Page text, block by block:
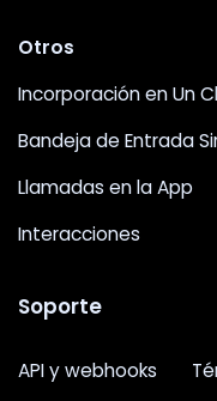
Otros
Incorporación en Un
Bandeja de Entrada
Llamadas en la App
Interacciones
Soporte
API y webhooks